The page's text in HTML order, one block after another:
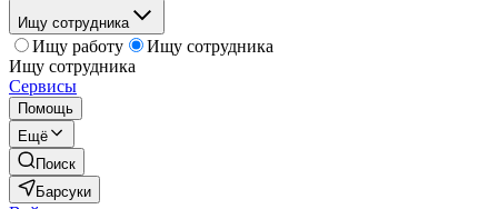
Ищу сотрудника
Ищу работу
Ищу сотрудника
Ищу сотрудника
Сервисы
Помощь
Ещё
Поиск
Барсуки